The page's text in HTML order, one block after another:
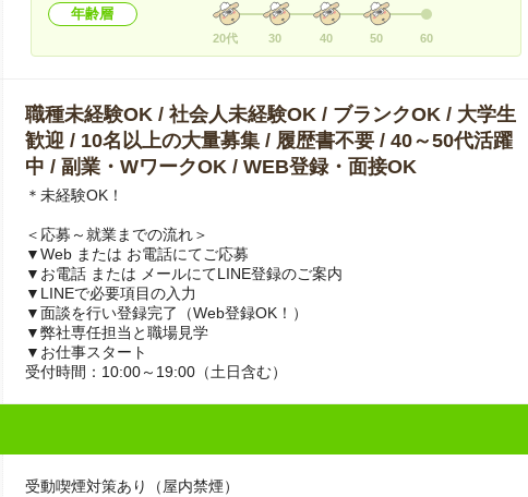
年齢層
20代 30 40 50 60
職種未経験OK / 社会人未経験OK / ブランクOK / 大学生
歓迎 / 10名以上の大量募集 / 履歴書不要 / 40～50代活躍
中 / 副業・WワークOK / WEB登録・面接OK
＊未経験OK！
＜応募～就業までの流れ＞
▼Web または お電話にてご応募
▼お電話 または メールにてLINE登録のご案内
▼LINEで必要項目の入力
▼面談を行い登録完了（Web登録OK！）
▼弊社専任担当と職場見学
▼お仕事スタート
受付時間：10:00～19:00（土日含む）
受動喫煙対策あり（屋内禁煙）